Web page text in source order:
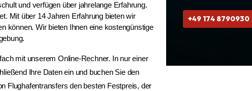
und verfügen über jahrelange Erfahrung.
Mit über 14 Jahren Erfahrung bieten wir
können. Wir bieten Ihnen eine kostengünstige
mit unserem Online-Rechner. In nur einer
Ihre Daten ein und buchen Sie den
Flughafentransfers den besten Festpreis, der
+49 174 8790930